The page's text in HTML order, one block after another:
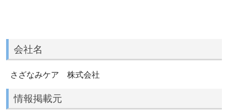
会社名
さざなみケア 株式会社
情報掲載元